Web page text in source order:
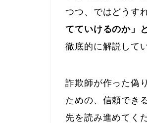
つつ、ではどうす
てていけるのか」
徹底的に解説して
詐欺師が作った偽
ための、信頼でき
先を読み進めてく